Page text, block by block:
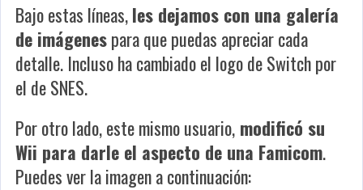
Bajo estas líneas,les dejamos con una galería
de imágenespara que puedas apreciar cada
detalle. Incluso ha cambiado el logo de Switch por
el de SNES.
Por otro lado, este mismo usuario, modificó su
Wii para darle el aspecto de una Famicom.
Puedes ver la imagen a continuación: